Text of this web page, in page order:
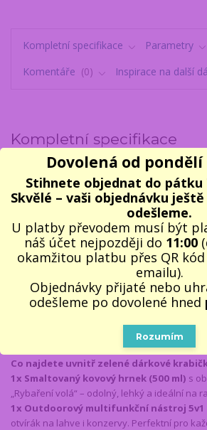
Kompletní specifikace
Parametry
Komentáře
0 Inspirace na další
Kompletní specifikace
Hledáte vtipný, ale zároveň praktický dárek
rozesměje? Tato stylovádárková sada pro
perfektní volbou! Obsahuje tři tematicky
zaručeně ocení každý, kdo tráví čas u vody –
nebo vášeň. Tato jedinečná dárková sada
ať už je začátečník nebo zkušený lovec
styl, praktičnost i špetku humoru.
Celá sada je balena v dárkové krabičce s
vzhledem bez potisku, což z ní děláskvělý
dalšího balení . Hodí se jako překvapení k
nebo třeba jako vděk za pozvání na rybářský
každého rybáře – od svátečního po
Co najdete uvnitř zelené dárkové
1x Smaltovaný kovový hrnek (500 ml) s
„Rybaření volá“ – odolný, lehký a ideální na
1x Outdoorový multifunkční nástroj 5v1
otvírák na lahve i konzervy. Perfektní pro
Dovolená od pondělí
Stihnete objednat do pátku
Skvělé – vaši objednávku
odešleme.
U platby převodem musí být
náš účet nejpozději do 11:00
okamžitou platbu přes QR
emailu).
Objednávky přijaté nebo
odešleme po dovolené hned
Rozumím